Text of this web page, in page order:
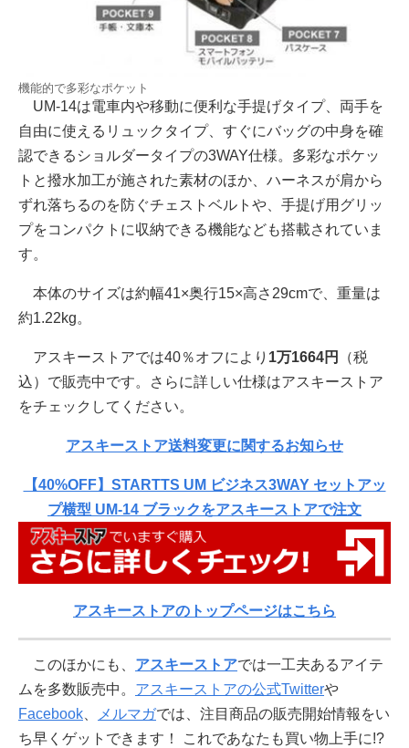
機能的で多彩なポケット
UM-14は電車内や移動に便利な手提げタイプ、両手を
自由に使えるリュックタイプ、すぐにバッグの中身を確
認できるショルダータイプの3WAY仕様。多彩なポケッ
トと撥水加工が施された素材のほか、ハーネスが肩から
ずれ落ちるのを防ぐチェストベルトや、手提げ用グリッ
プをコンパクトに収納できる機能なども搭載されていま
す。
本体のサイズは約幅41×奥行15×高さ29cmで、重量は
約1.22kg。
アスキーストアでは40％オフにより 1万1664円
（税
込）で販売中です。さらに詳しい仕様はアスキーストア
をチェックしてください。
アスキーストア送料変更に関するお知らせ
【40%OFF】STARTTS UM ビジネス3WAY セットアッ
プ横型 UM-14 ブラックをアスキーストアで注文
アスキーストアのトップページはこちら
このほかにも、 アスキーストアでは一工夫あるアイテ
ムを多数販売中。 アスキーストアの公式Twitterや
Facebook
メルマガでは、注目商品の販売開始情報をい
ち早くゲットできます！ これであなたも買い物上手に!?